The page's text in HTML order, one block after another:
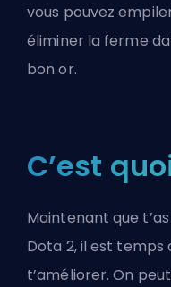
vous pouvez
éliminer la ferme
bon or.
C’est
Maintenant que
Dota 2, il est temps
t’améliorer. On